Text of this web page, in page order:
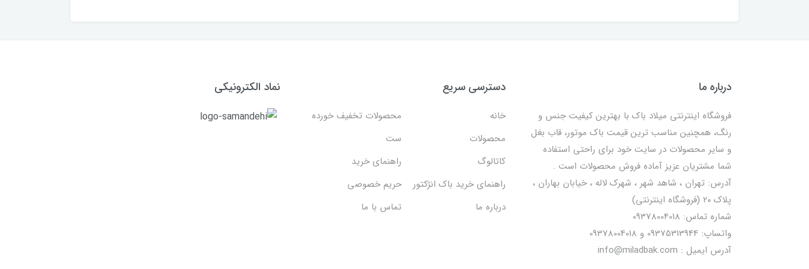
درباره ما
فروشگاه اینترنتی میلاد باک با بهترین کیفیت جنس و
رنگ، همچنین مناسب ترین قیمت باک موتور، قاب بغل
و سایر محصولات در سایت خود برای راحتی استفاده
شما مشتریان عزیز آماده فروش محصولات است .
آدرس: تهران ، شاهد شهر ، شهرک لاله ، خیابان بهاران ،
پلاک ۲۰ (فروشگاه اینترنتی)
شماره تماس: 09378004018
واتساپ: 09375313944 و 09378004018
آدرس ایمیل : info@miladbak.com
دسترسی سریع
خانه
محصولات تخفیف خورده
محصولات
ست
کاتالوگ
راهنمای خرید
راهنمای خرید باک انژکتور
حریم خصوصی
درباره ما
تماس با ما
نماد الکترونیکی